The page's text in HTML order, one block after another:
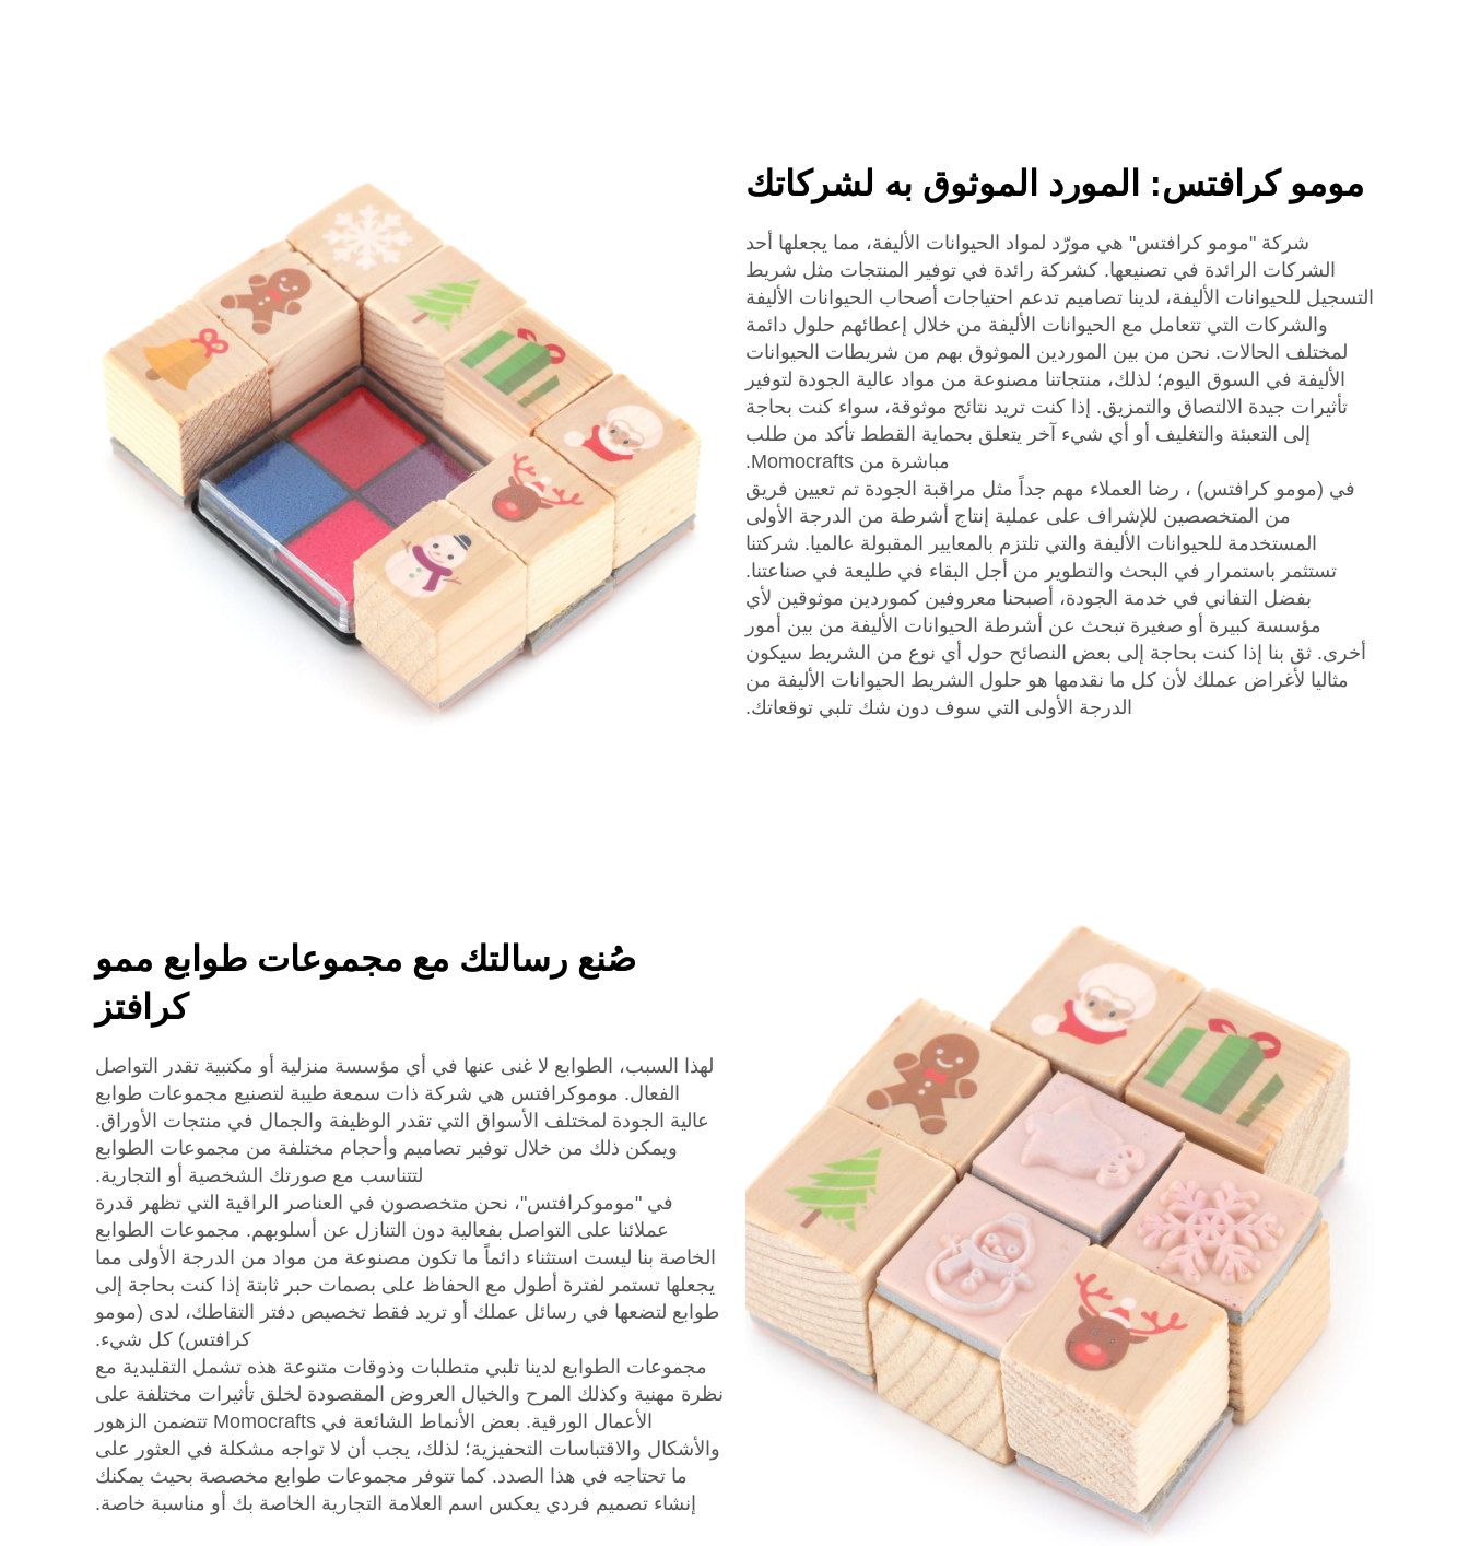
مومو كرافتس: المورد الموثوق به لشركاتك
شركة "مومو كرافتس" هي مورّد لمواد الحيوانات الأليفة، مما يجعلها أحد
الشركات الرائدة في تصنيعها. كشركة رائدة في توفير المنتجات مثل شريط
التسجيل للحيوانات الأليفة، لدينا تصاميم تدعم احتياجات أصحاب الحيوانات الأليفة
والشركات التي تتعامل مع الحيوانات الأليفة من خلال إعطائهم حلول دائمة
لمختلف الحالات. نحن من بين الموردين الموثوق بهم من شريطات الحيوانات
الأليفة في السوق اليوم؛ لذلك، منتجاتنا مصنوعة من مواد عالية الجودة لتوفير
تأثيرات جيدة الالتصاق والتمزيق. إذا كنت تريد نتائج موثوقة، سواء كنت بحاجة
إلى التعبئة والتغليف أو أي شيء آخر يتعلق بحماية القطط تأكد من طلب
مباشرة من Momocrafts.
في (مومو كرافتس) ، رضا العملاء مهم جداً مثل مراقبة الجودة تم تعيين فريق
من المتخصصين للإشراف على عملية إنتاج أشرطة من الدرجة الأولى
المستخدمة للحيوانات الأليفة والتي تلتزم بالمعايير المقبولة عالميا. شركتنا
تستثمر باستمرار في البحث والتطوير من أجل البقاء في طليعة في صناعتنا.
بفضل التفاني في خدمة الجودة، أصبحنا معروفين كموردين موثوقين لأي
مؤسسة كبيرة أو صغيرة تبحث عن أشرطة الحيوانات الأليفة من بين أمور
أخرى. ثق بنا إذا كنت بحاجة إلى بعض النصائح حول أي نوع من الشريط سيكون
مثاليا لأغراض عملك لأن كل ما نقدمها هو حلول الشريط الحيوانات الأليفة من
الدرجة الأولى التي سوف دون شك تلبي توقعاتك.
صُنع رسالتك مع مجموعات طوابع ممو
كرافتز
لهذا السبب، الطوابع لا غنى عنها في أي مؤسسة منزلية أو مكتبية تقدر التواصل
الفعال. موموكرافتس هي شركة ذات سمعة طيبة لتصنيع مجموعات طوابع
عالية الجودة لمختلف الأسواق التي تقدر الوظيفة والجمال في منتجات الأوراق.
ويمكن ذلك من خلال توفير تصاميم وأحجام مختلفة من مجموعات الطوابع
لتتناسب مع صورتك الشخصية أو التجارية.
في "موموكرافتس"، نحن متخصصون في العناصر الراقية التي تظهر قدرة
عملائنا على التواصل بفعالية دون التنازل عن أسلوبهم. مجموعات الطوابع
الخاصة بنا ليست استثناء دائماً ما تكون مصنوعة من مواد من الدرجة الأولى مما
يجعلها تستمر لفترة أطول مع الحفاظ على بصمات حبر ثابتة إذا كنت بحاجة إلى
طوابع لتضعها في رسائل عملك أو تريد فقط تخصيص دفتر التقاطك، لدى (مومو
كرافتس) كل شيء.
مجموعات الطوابع لدينا تلبي متطلبات وذوقات متنوعة هذه تشمل التقليدية مع
نظرة مهنية وكذلك المرح والخيال العروض المقصودة لخلق تأثيرات مختلفة على
الأعمال الورقية. بعض الأنماط الشائعة في Momocrafts تتضمن الزهور
والأشكال والاقتباسات التحفيزية؛ لذلك، يجب أن لا تواجه مشكلة في العثور على
ما تحتاجه في هذا الصدد. كما تتوفر مجموعات طوابع مخصصة بحيث يمكنك
إنشاء تصميم فردي يعكس اسم العلامة التجارية الخاصة بك أو مناسبة خاصة.